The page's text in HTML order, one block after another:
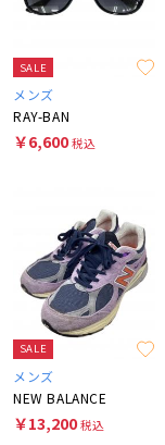
SALE
メンズ
RAY-BAN
￥6,600税込
SALE
メンズ
NEW BALANCE
￥13,200税込